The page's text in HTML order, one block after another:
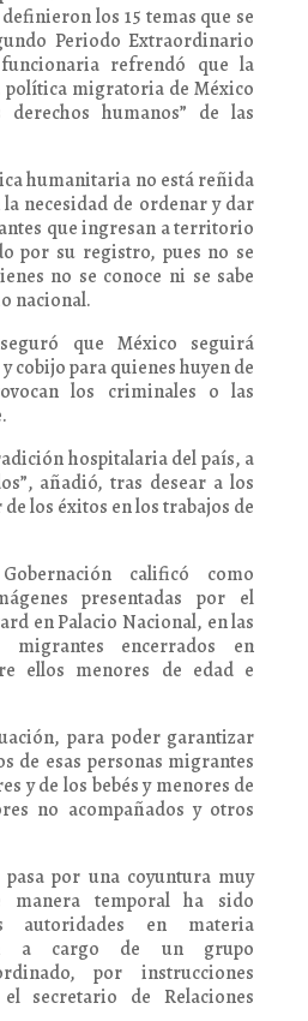
los 15 temas que se
Periodo Extraordinario
refrendó que la
política migratoria de México
humanos” de las
humanitaria no está reñida
necesidad de ordenar y dar
que ingresan a territorio
por su registro, pues no se
no se conoce ni se sabe
nacional.
que México seguirá
cobijo para quienes huyen de
los criminales o las
hospitalaria del país, a
añadió, tras desear a los
los éxitos en los trabajos de
calificó como
presentadas por el
en Palacio Nacional, en las
encerrados en
ellos menores de edad e
para poder garantizar
de esas personas migrantes
y de los bebés y menores de
no acompañados y otros
por una coyuntura muy
manera temporal ha sido
autoridades en materia
a cargo de un grupo
por instrucciones
secretario de Relaciones